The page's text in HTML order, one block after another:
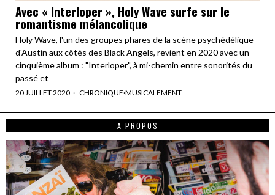
Avec « Interloper », Holy Wave surfe sur le
romantisme mélancolique
Holy Wave, l'un des groupes phares de la scène psychédélique
d'Austin aux côtés des Black Angels, revient en 2020 avec un
cinquième album : "Interloper", à mi-chemin entre sonorités du
passé et
20 JUILLET 2020 CHRONIQUE·MUSICALEMENT
A PROPOS